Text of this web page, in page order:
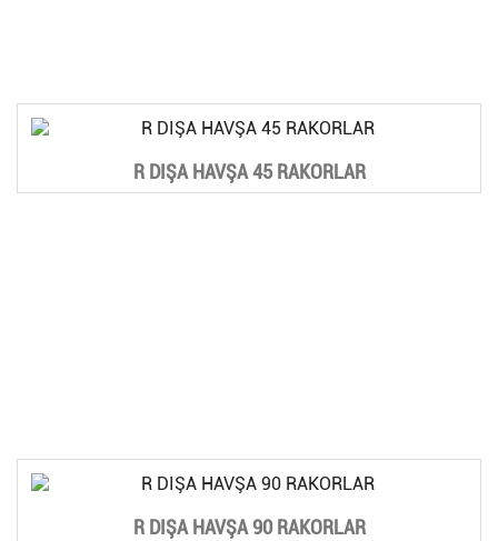
R DIŞA HAVŞA 45 RAKORLAR
R DIŞA HAVŞA 90 RAKORLAR